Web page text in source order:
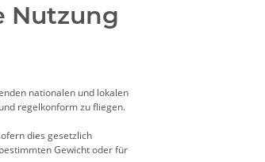
Nutzung
nationalen und lokalen
regelkonform zu fliegen.
dies gesetzlich
Gewicht oder für